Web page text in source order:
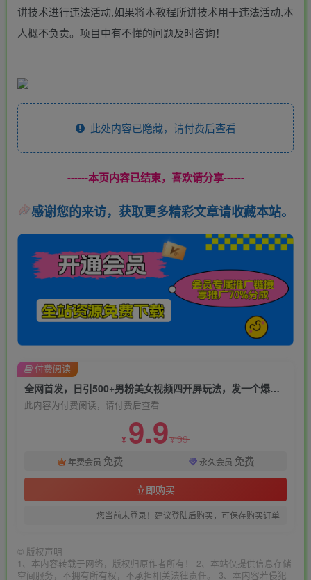
讲技术进行违法活动,如果将本教程所讲技术用于违法活动,本
人概不负责。项目中有不懂的问题及时咨询！
此处内容已隐藏，请付费后查看
------本页内容已结束，喜欢请分享------
感谢您的来访，获取更多精彩文章请收藏本站。
全网首发，日引500+男粉美女视频四开屏玩法，发一个爆一个【揭秘】
此内容为付费阅读，请付费后查看
¥ 9.9¥99
年费会员 免费 永久会员 免费
立即购买
您当前未登录！建议登陆后购买，可保存购买订单
付费阅读
© 版权声明
1、本内容转载于网络，版权归原作者所有！ 2、本站仅提供信息存储
空间服务，不拥有所有权，不承担相关法律责任。 3、本内容若侵犯